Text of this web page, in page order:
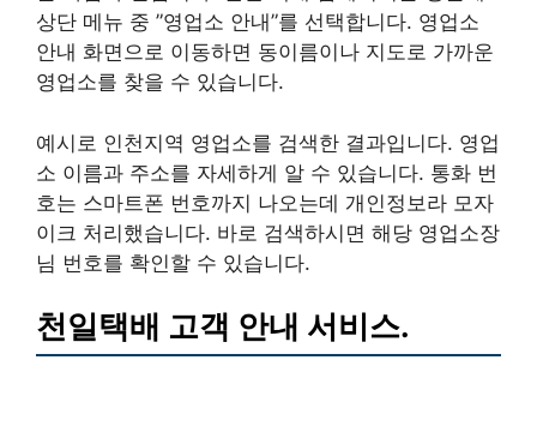
상단 메뉴 중 ”영업소 안내”를 선택합니다. 영업소
안내 화면으로 이동하면 동이름이나 지도로 가까운
영업소를 찾을 수 있습니다.
예시로 인천지역 영업소를 검색한 결과입니다. 영업
소 이름과 주소를 자세하게 알 수 있습니다. 통화 번
호는 스마트폰 번호까지 나오는데 개인정보라 모자
이크 처리했습니다. 바로 검색하시면 해당 영업소장
님 번호를 확인할 수 있습니다.
천일택배 고객 안내 서비스.